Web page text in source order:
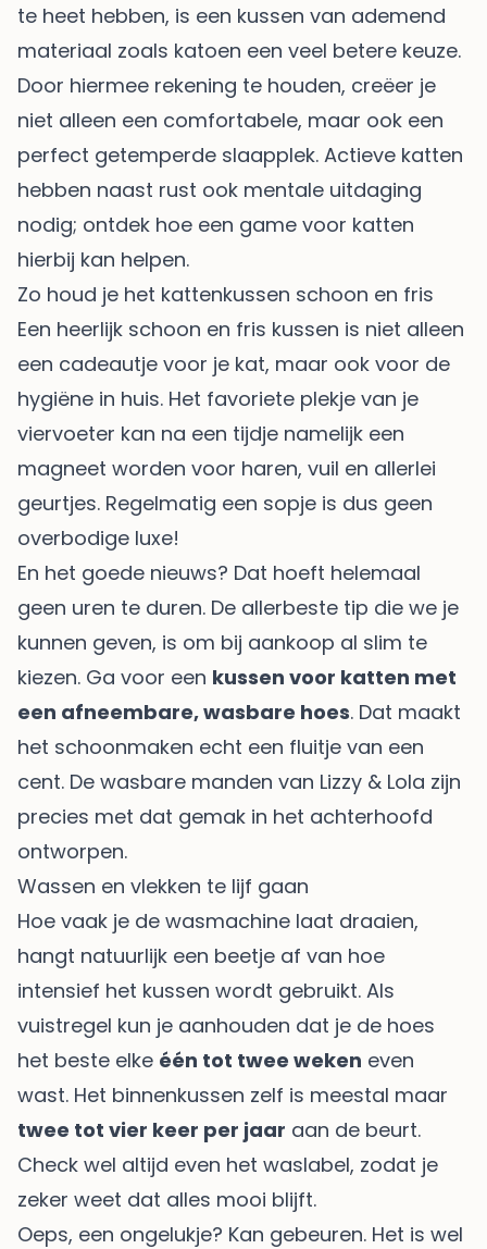
te heet hebben, is een kussen van ademend
materiaal zoals katoen een veel betere keuze.
Door hiermee rekening te houden, creëer je
niet alleen een comfortabele, maar ook een
perfect getemperde slaapplek. Actieve katten
hebben naast rust ook mentale uitdaging
nodig; ontdek hoe een game voor katten
hierbij kan helpen.
Zo houd je het kattenkussen schoon en fris
Een heerlijk schoon en fris kussen is niet alleen
een cadeautje voor je kat, maar ook voor de
hygiëne in huis. Het favoriete plekje van je
viervoeter kan na een tijdje namelijk een
magneet worden voor haren, vuil en allerlei
geurtjes. Regelmatig een sopje is dus geen
overbodige luxe!
En het goede nieuws? Dat hoeft helemaal
geen uren te duren. De allerbeste tip die we je
kunnen geven, is om bij aankoop al slim te
kiezen. Ga voor een kussen voor katten met
een afneembare, wasbare hoes. Dat maakt
het schoonmaken echt een fluitje van een
cent. De wasbare manden van Lizzy & Lola zijn
precies met dat gemak in het achterhoofd
ontworpen.
Wassen en vlekken te lijf gaan
Hoe vaak je de wasmachine laat draaien,
hangt natuurlijk een beetje af van hoe
intensief het kussen wordt gebruikt. Als
vuistregel kun je aanhouden dat je de hoes
het beste elke één tot twee weken even
wast. Het binnenkussen zelf is meestal maar
twee tot vier keer per jaar aan de beurt.
Check wel altijd even het waslabel, zodat je
zeker weet dat alles mooi blijft.
Oeps, een ongelukje? Kan gebeuren. Het is wel